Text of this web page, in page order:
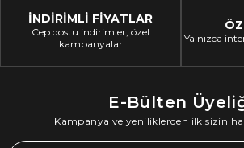
İNDİRİMLİ FİYATLAR
Cep dostu indirimler, özel
kampanyalar
Yalnızca
E-Bülten
Kampanya ve yeniliklerden ilk sizin